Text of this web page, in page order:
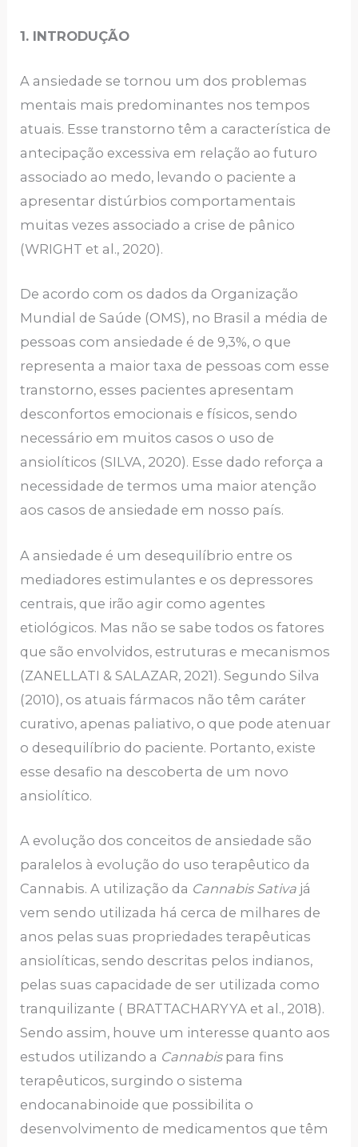
1. INTRODUÇÃO
A ansiedade se tornou um dos problemas
mentais mais predominantes nos tempos
atuais. Esse transtorno têm a característica de
antecipação excessiva em relação ao futuro
associado ao medo, levando o paciente a
apresentar distúrbios comportamentais
muitas vezes associado a crise de pânico
(WRIGHT et al., 2020).
De acordo com os dados da Organização
Mundial de Saúde (OMS), no Brasil a média de
pessoas com ansiedade é de 9,3%, o que
representa a maior taxa de pessoas com esse
transtorno, esses pacientes apresentam
desconfortos emocionais e físicos, sendo
necessário em muitos casos o uso de
ansiolíticos (SILVA, 2020). Esse dado reforça a
necessidade de termos uma maior atenção
aos casos de ansiedade em nosso país.
A ansiedade é um desequilíbrio entre os
mediadores estimulantes e os depressores
centrais, que irão agir como agentes
etiológicos. Mas não se sabe todos os fatores
que são envolvidos, estruturas e mecanismos
(ZANELLATI & SALAZAR, 2021). Segundo Silva
(2010), os atuais fármacos não têm caráter
curativo, apenas paliativo, o que pode atenuar
o desequilíbrio do paciente. Portanto, existe
esse desafio na descoberta de um novo
ansiolítico.
A evolução dos conceitos de ansiedade são
paralelos à evolução do uso terapêutico da
Cannabis. A utilização da Cannabis Sativa já
vem sendo utilizada há cerca de milhares de
anos pelas suas propriedades terapêuticas
ansiolíticas, sendo descritas pelos indianos,
pelas suas capacidade de ser utilizada como
tranquilizante ( BRATTACHARYYA et al., 2018).
Sendo assim, houve um interesse quanto aos
estudos utilizando a Cannabis para fins
terapêuticos, surgindo o sistema
endocanabinoide que possibilita o
desenvolvimento de medicamentos que têm